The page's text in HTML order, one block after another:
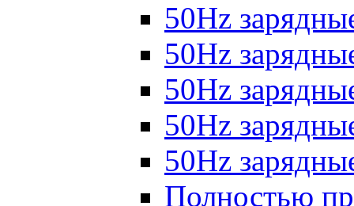
50Hz
50Hz
50Hz
50Hz
50Hz
Полностью